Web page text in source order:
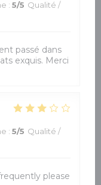
: 5/5 Qualité /
passé dans
exquis. Merci
: 5/5 Qualité /
please